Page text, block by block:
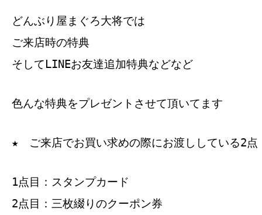
どんぶり屋まぐろ大将では
ご来店時の特典
そしてLINEお友達追加特典などなど
色んな特典をプレゼントさせて頂いてます
★ ご来店でお買い求めの際にお渡ししている2点
1点目：スタンプカード
2点目：三枚綴りのクーポン券